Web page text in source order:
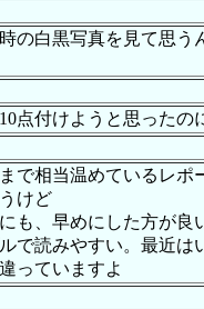
の白黒写真を見て思
点付けようと思ったの
で相当温めているレポ
けど
も、早めにした方が良
で読みやすい。最近
っていますよ